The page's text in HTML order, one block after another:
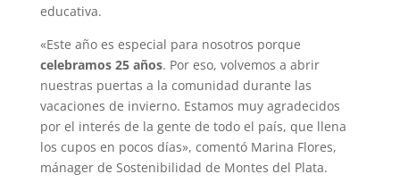
educativa.
«Este año es especial para nosotros porque
celebramos 25 años. Por eso, volvemos a abrir
nuestras puertas a la comunidad durante las
vacaciones de invierno. Estamos muy agradecidos
por el interés de la gente de todo el país, que llena
los cupos en pocos días», comentó Marina Flores,
mánager de Sostenibilidad de Montes del Plata.